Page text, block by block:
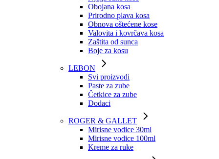
Obojana kosa
Prirodno plava kosa
Obnova oštećene kose
Valovita i kovrčava kosa
Zaštita od sunca
Boje za kosu
LEBON
Svi proizvodi
Paste za zube
Četkice za zube
Dodaci
ROGER & GALLET
Mirisne vodice 30ml
Mirisne vodice 100ml
Kreme za ruke